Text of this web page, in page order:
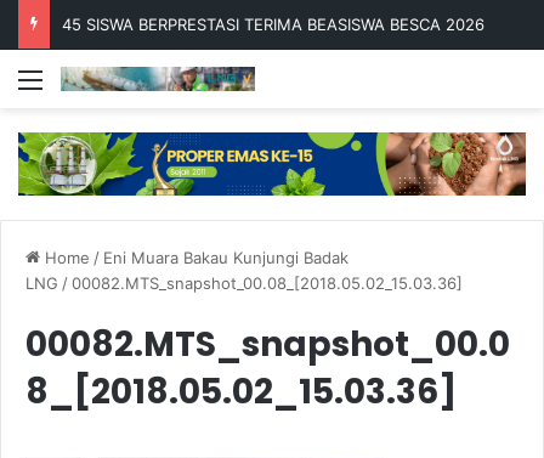
45 SISWA BERPRESTASI TERIMA BEASISWA BESCA 2026
Menu
Home / Eni Muara Bakau Kunjungi Badak
LNG /00082.MTS_snapshot_00.08_[2018.05.02_15.03.36]
00082.MTS_snapshot_00.0
8_[2018.05.02_15.03.36]